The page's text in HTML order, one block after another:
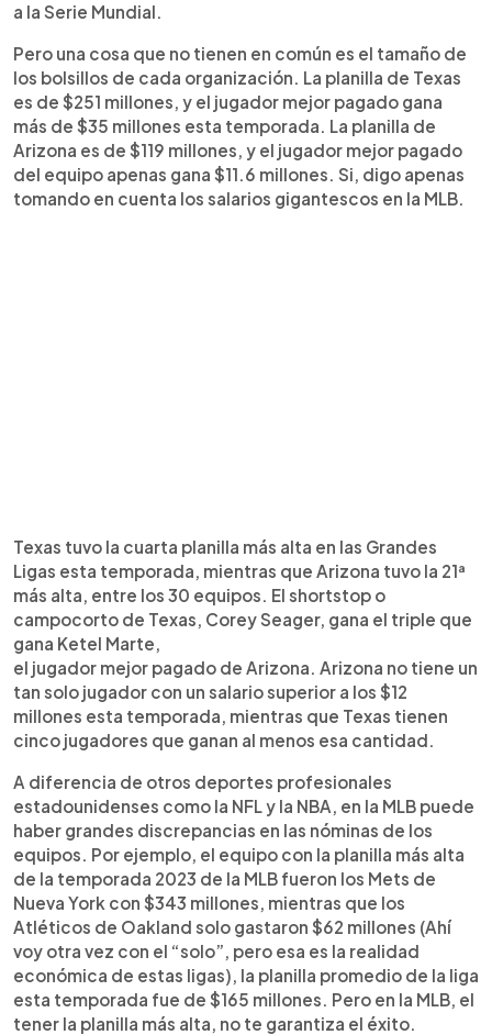
a la Serie Mundial.
Pero una cosa que no tienen en común es el tamaño de
los bolsillos de cada organización. La planilla de Texas
es de $251 millones, y el jugador mejor pagado gana
más de $35 millones esta temporada. La planilla de
Arizona es de $119 millones, y el jugador mejor pagado
del equipo apenas gana $11.6 millones. Si, digo apenas
tomando en cuenta los salarios gigantescos en la MLB.
Texas tuvo la cuarta planilla más alta en las Grandes
Ligas esta temporada, mientras que Arizona tuvo la 21ª
más alta, entre los 30 equipos. El shortstop o
campocorto de Texas, Corey Seager, gana el triple que
gana Ketel Marte,
el jugador mejor pagado de Arizona. Arizona no tiene un
tan solo jugador con un salario superior a los $12
millones esta temporada, mientras que Texas tienen
cinco jugadores que ganan al menos esa cantidad.
A diferencia de otros deportes profesionales
estadounidenses como la NFL y la NBA, en la MLB puede
haber grandes discrepancias en las nóminas de los
equipos. Por ejemplo, el equipo con la planilla más alta
de la temporada 2023 de la MLB fueron los Mets de
Nueva York con $343 millones, mientras que los
Atléticos de Oakland solo gastaron $62 millones (Ahí
voy otra vez con el “solo”, pero esa es la realidad
económica de estas ligas), la planilla promedio de la liga
esta temporada fue de $165 millones. Pero en la MLB, el
tener la planilla más alta, no te garantiza el éxito.